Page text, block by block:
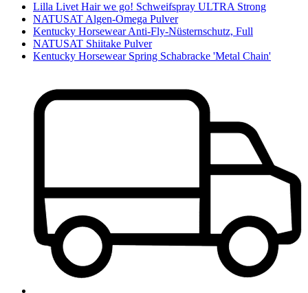
Lilla Livet Hair we go! Schweifspray ULTRA Strong
NATUSAT Algen-Omega Pulver
Kentucky Horsewear Anti-Fly-Nüsternschutz, Full
NATUSAT Shiitake Pulver
Kentucky Horsewear Spring Schabracke 'Metal Chain'